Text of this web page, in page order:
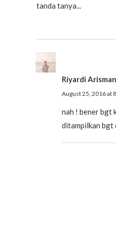
tanda tanya...
Riyardi Arisman
August 25, 2016 at
nah ! bener bgt
ditampilkan bgt